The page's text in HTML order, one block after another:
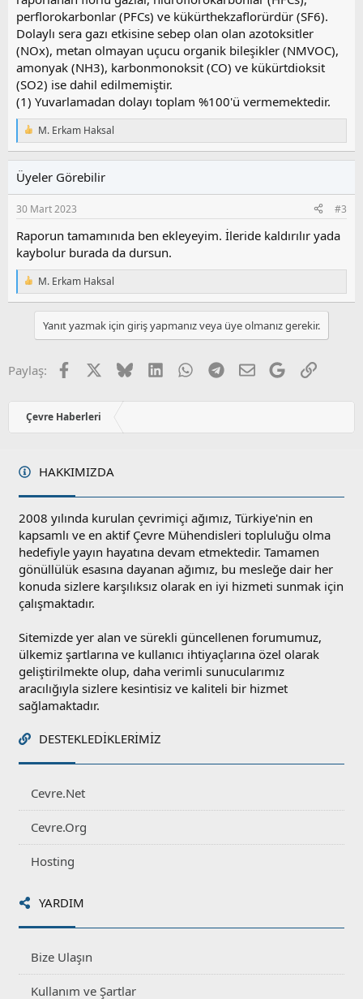
perflorokarbonlar (PFCs) ve kükürthekzaflorürdür (SF6).
Dolaylı sera gazı etkisine sebep olan olan azotoksitler
(NOx), metan olmayan uçucu organik bileşikler (NMVOC),
amonyak (NH3), karbonmonoksit (CO) ve kükürtdioksit
(SO2) ise dahil edilmemiştir.
(1) Yuvarlamadan dolayı toplam %100'ü vermemektedir.
T
e
p
k
e
:
M. Erkam Haksal
Üyeler Görebilir
30 Mart 2023 #3
Raporun tamamınıda ben ekleyeyim. İleride kaldırılır yada
kaybolur burada da dursun.
T
e
r
M. Erkam Haksal
Yanıt yazmak için giriş yapmanız veya üye olmanız gerekir.
Paylaş: Facebook BlueskyLinkedInWhatsApp
Telegram
E-postaGoogleLink
Çevre Haberleri
HAKKIMIZDA
2008 yılında kurulan çevrimiçi ağımız, Türkiye'nin en
kapsamlı ve en aktif Çevre Mühendisleri topluluğu olma
hedefiyle yayın hayatına devam etmektedir. Tamamen
gönüllülük esasına dayanan ağımız, bu mesleğe dair her
konuda sizlere karşılıksız olarak en iyi hizmeti sunmak için
çalışmaktadır.
Sitemizde yer alan ve sürekli güncellenen forumumuz,
ülkemiz şartlarına ve kullanıcı ihtiyaçlarına özel olarak
geliştirilmekte olup, daha verimli sunucularımız
aracılığıyla sizlere kesintisiz ve kaliteli bir hizmet
sağlamaktadır.
DESTEKLEDIKLERIMIZ
Cevre.Net
Cevre.Org
Hosting
YARDIM
Bize Ulaşın
Kullanım ve Şartlar